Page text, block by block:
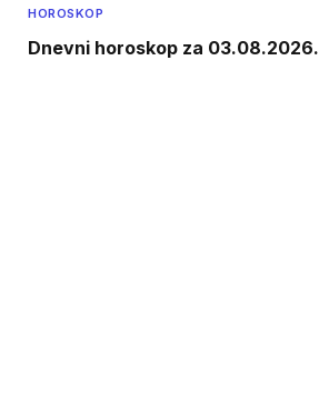
HOROSKOP
Dnevni horoskop za 03.08.2026.